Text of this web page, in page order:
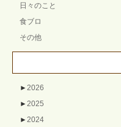
日々のこと
食ブロ
その他
► 2026
► 2025
► 2024